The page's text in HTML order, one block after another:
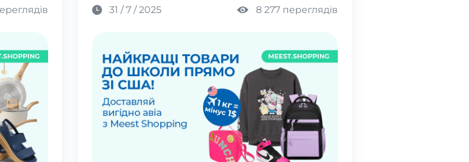
31 / 7 / 2025 8 277 переглядів